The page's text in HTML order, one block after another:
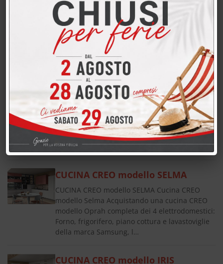
Lube modello Gallery TRASPORTO E
MONTAGGIO GRATUITO e a qualsiasi piano
nelle provincie di LECCO, COMO, SONDRIO,
MONZA BRIANZA, MILANO, BERGAMO, LODI,
PAVIA,…
LIVING CM. 270 in melaminico di
qualità - componibile
LIVING CM. 270 in melaminico di qualità -
componibile Soggiorno Spagnol Mobili in
melaminico - composizione da 270 cm Il
soggiorno Spagnol Mobili è una soluzione
componibile e personalizzabile,…
CUCINA CREO modello SELMA
CUCINA CREO modello SELMA Cucina CREO
modello Selma Acquistando una cucina CREO
modello Oprah completa dei 4 elettrodomestici:
Forno, frigorifero, piano cottura e lavastoviglie
della marca Samsung, l…
CUCINA CREO modello IRIS